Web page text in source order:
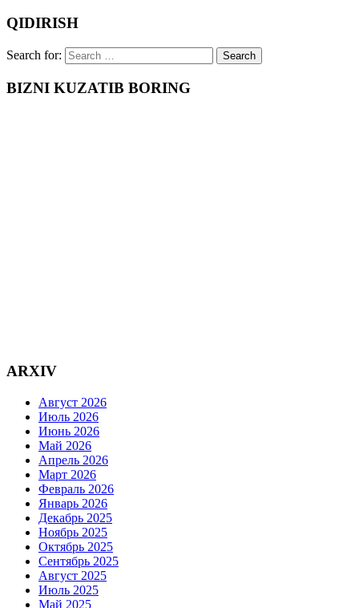
QIDIRISH
Search for:
BIZNI KUZATIB BORING
ARXIV
Август 2026
Июль 2026
Июнь 2026
Май 2026
Апрель 2026
Март 2026
Февраль 2026
Январь 2026
Декабрь 2025
Ноябрь 2025
Октябрь 2025
Сентябрь 2025
Август 2025
Июль 2025
Май 2025